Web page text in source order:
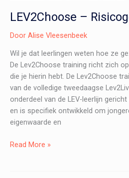
LEV2Choose –
Door Alise Vleesenbeek
Wil je dat leerlingen weten hoe ze
De Lev2Choose training richt zich
die je hierin hebt. De Lev2Choose
van de volledige tweedaagse
onderdeel van de LEV-leerlijn
en is specifiek ontwikkeld om
eigenwaarde en
LEV2Choose
Read More »